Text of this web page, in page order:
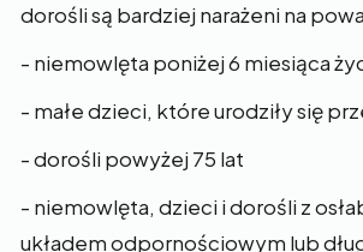
dorośli są bardziej narażeni na
- niemowlęta poniżej 6 miesiąca
- małe dzieci, które urodziły się
- dorośli powyżej 75 lat
- niemowlęta, dzieci i dorośli z
układem odpornościowym lub